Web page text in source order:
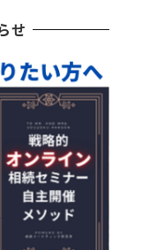
せ